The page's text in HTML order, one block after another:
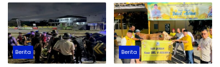
Berita Berita